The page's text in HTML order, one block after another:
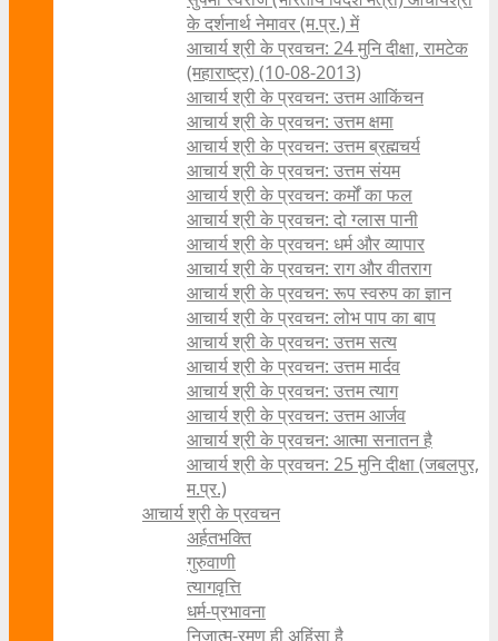
के दर्शनार्थ नेमावर (म.प्र.) में
आचार्य श्री के प्रवचन: 24 मुनि दीक्षा, रामटेक
(महाराष्ट्र) (10-08-2013)
आचार्य श्री के प्रवचन: उत्तम आकिंचन
आचार्य श्री के प्रवचन: उत्तम क्षमा
आचार्य श्री के प्रवचन: उत्तम ब्रह्मचर्य
आचार्य श्री के प्रवचन: उत्तम संयम
आचार्य श्री के प्रवचन: कर्मों का फल
आचार्य श्री के प्रवचन: दो ग्लास पानी
आचार्य श्री के प्रवचन: धर्म और व्यापार
आचार्य श्री के प्रवचन: राग और वीतराग
आचार्य श्री के प्रवचन: रूप स्वरुप का ज्ञान
आचार्य श्री के प्रवचन: लोभ पाप का बाप
आचार्य श्री के प्रवचन: उत्तम सत्य
आचार्य श्री के प्रवचन: उत्तम मार्दव
आचार्य श्री के प्रवचन: उत्तम त्याग
आचार्य श्री के प्रवचन: उत्तम आर्जव
आचार्य श्री के प्रवचन: आत्मा सनातन है
आचार्य श्री के प्रवचन: 25 मुनि दीक्षा (जबलपुर,
म.प्र.)
आचार्य श्री के प्रवचन
अर्हतभक्ति
गुरुवाणी
त्यागवृत्ति
धर्म-प्रभावना
निजात्म-रमण ही अहिंसा है